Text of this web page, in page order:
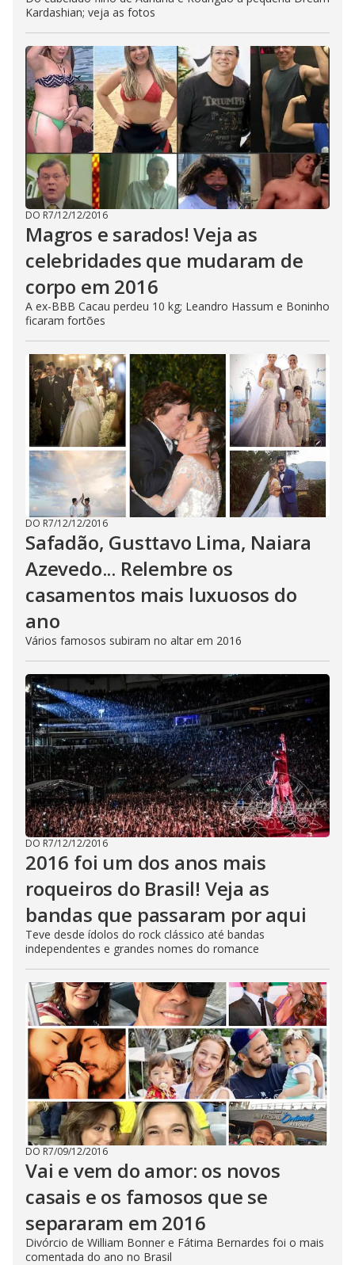
Kardashian; veja as fotos
DO R7/12/12/2016
Magros e sarados! Veja as
celebridades que mudaram de
corpo em 2016
A ex-BBB Cacau perdeu 10 kg; Leandro Hassum e Boninho
ficaram fortões
DO R7/12/12/2016
Safadão, Gusttavo Lima, Naiara
Azevedo... Relembre os
casamentos mais luxuosos do
ano
Vários famosos subiram no altar em 2016
DO R7/12/12/2016
2016 foi um dos anos mais
roqueiros do Brasil! Veja as
bandas que passaram por aqui
Teve desde ídolos do rock clássico até bandas
independentes e grandes nomes do romance
DO R7/09/12/2016
Vai e vem do amor: os novos
casais e os famosos que se
separaram em 2016
Divórcio de William Bonner e Fátima Bernardes foi o mais
comentada do ano no Brasil